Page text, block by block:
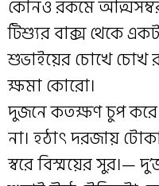
কোনও রকমে
টিশ্যুর বাক্স থেকে
শুভাইয়ের চোখে চোখ
ক্ষমা কোরো।
দুজনে কতক্ষণ চুপ করে
না। হঠাৎ দরজায়
স্বরে বিস্ময়ের সুর।—